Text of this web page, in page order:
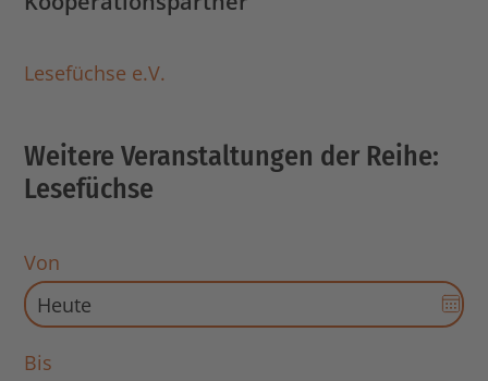
Lesefüchse e.V.
Weitere Veranstaltungen der Reihe:
Lesefüchse
Von
Bis